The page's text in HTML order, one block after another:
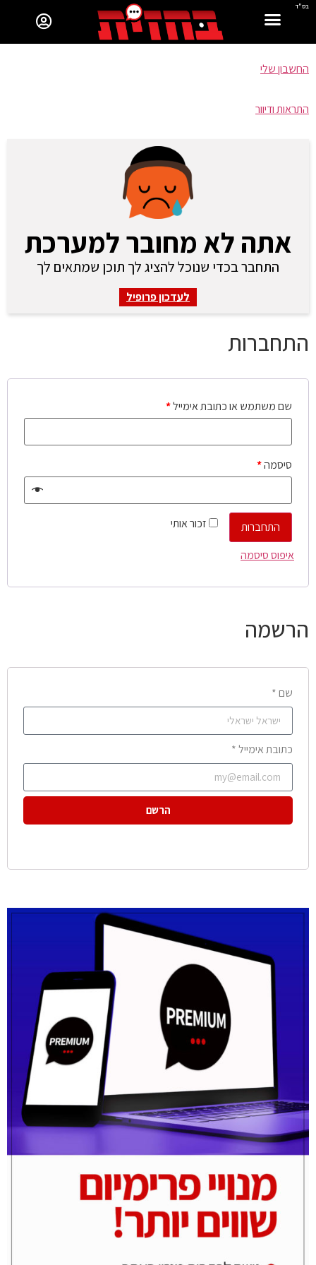
בס"ד
החשבון שלי
התראות ודיוור
אתה לא מחובר למערכת
התחבר בכדי שנוכל להציג לך תוכן שמתאים לך
לעדכון פרופיל
התחברות
שם משתמש או כתובת אימייל*
סיסמה*
זכור אותי
התחברות
איפוס סיסמה
הרשמה
שם *
כתובת אימייל *
הרשם